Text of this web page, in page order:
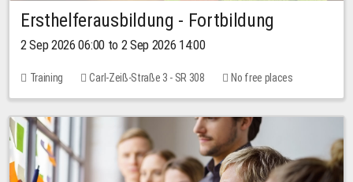
Ersthelferausbildung - Fortbildung
2 Sep 2026 06:00 to 2 Sep 2026 14:00
Training Carl-Zeiß-Straße 3 - SR 308 No free places